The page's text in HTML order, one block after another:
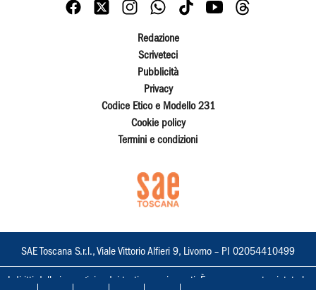
Redazione
Scriveteci
Pubblicità
Privacy
Codice Etico e Modello 231
Cookie policy
Termini e condizioni
SAE Toscana S.r.l., Viale Vittorio Alfieri 9, Livorno – PI 02054410499
I diritti delle immagini e dei testi sono riservati. È espressamente vietata la